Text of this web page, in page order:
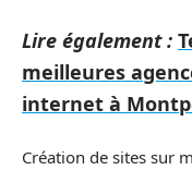
Lire également :
meilleures
internet à
Création de sites sur